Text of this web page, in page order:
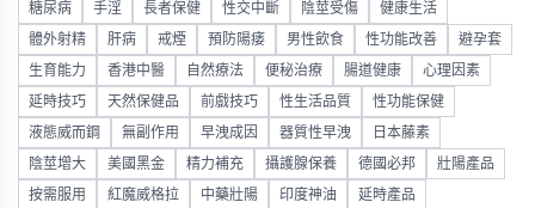
糖尿病 手淫 長者保健 性交中斷 陰莖受傷 健康生活
體外射精 肝病 戒煙 預防陽痿 男性飲食 性功能改善 避孕套
生育能力 香港中醫 自然療法 便秘治療 腸道健康 心理因素
延時技巧 天然保健品 前戲技巧 性生活品質 性功能保健
液態威而鋼 無副作用 早洩成因 器質性早洩 日本藤素
陰莖增大 美國黑金 精力補充 攝護腺保養 德國必邦 壯陽產品
按需服用 紅魔威格拉 中藥壯陽 印度神油 延時產品